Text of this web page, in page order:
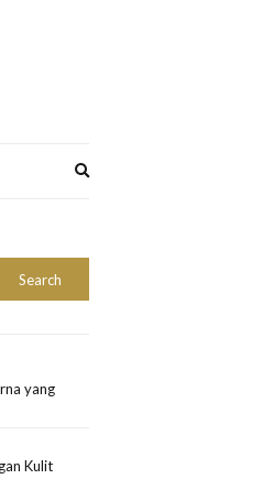
Search
yang
Kulit